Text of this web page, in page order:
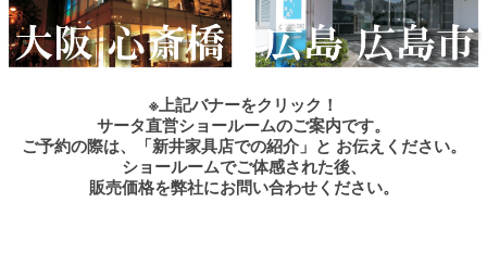
※上記バナーをクリック！
サータ直営ショールームのご案内です。
ご予約の際は、「新井家具店での紹介」と お伝えください。
ショールームでご体感された後、
販売価格を弊社にお問い合わせください。